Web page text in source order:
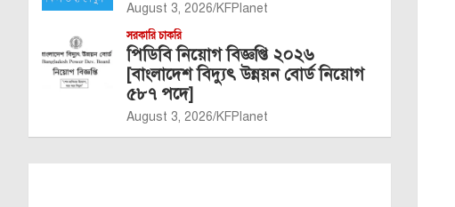
August 3, 2026 KFPlanet
সরকারি চাকরি
পিডিবি নিয়োগ বিজ্ঞপ্তি ২০২৬
[বাংলাদেশ বিদ্যুৎ উন্নয়ন বোর্ড নিয়োগ
৫৮৭ পদে]
August 3, 2026 KFPlanet